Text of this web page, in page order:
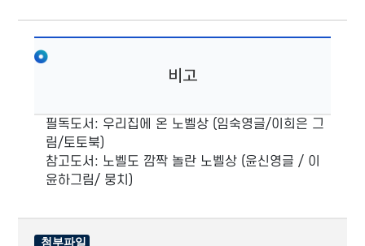
비고
필독도서: 우리집에 온 노벨상 (임숙영글/이희은 그
림/토토북)
참고도서: 노벨도 깜짝 놀란 노벨상 (윤신영글 / 이
윤하그림/ 뭉치)